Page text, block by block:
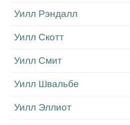
Уилл Рэндалл
Уилл Скотт
Уилл Смит
Уилл Швальбе
Уилл Эллиот